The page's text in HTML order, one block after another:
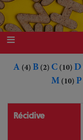
A (4) B (2) C (10) D
M(10) P
Récidive